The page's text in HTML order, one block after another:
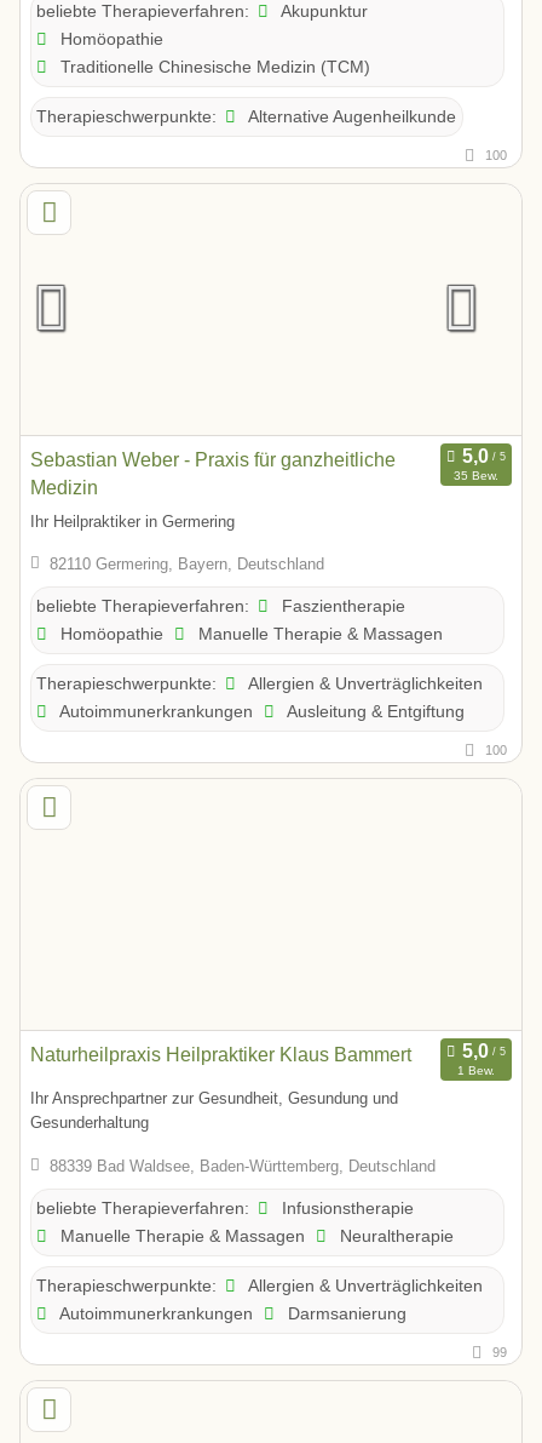
beliebte Therapieverfahren:
Akupunktur
Homöopathie
Traditionelle Chinesische Medizin (TCM)
Therapieschwerpunkte: Alternative Augenheilkunde
100
Sebastian Weber - Praxis für ganzheitliche
Medizin
35 Bew.
Ihr Heilpraktiker in Germering
82110 Germering, Bayern, Deutschland
beliebte Therapieverfahren:
Faszientherapie
Homöopathie
Manuelle Therapie & Massagen
Therapieschwerpunkte:
Allergien & Unverträglichkeiten
Autoimmunerkrankungen
Ausleitung & Entgiftung
100
Naturheilpraxis Heilpraktiker Klaus Bammert
1 Bew.
Ihr Ansprechpartner zur Gesundheit, Gesundung und
Gesunderhaltung
88339 Bad Waldsee, Baden-Württemberg, Deutschland
beliebte Therapieverfahren:
Infusionstherapie
Manuelle Therapie & Massagen
Neuraltherapie
Therapieschwerpunkte:
Allergien & Unverträglichkeiten
Autoimmunerkrankungen
Darmsanierung
99